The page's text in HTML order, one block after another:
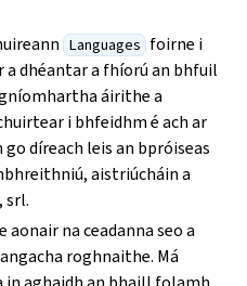
Languages foirne i
dhéantar a fhíorú an bhfuil
áirithe a
i bhfeidhm é ach ar
díreach leis an bpróiseas
aistriúcháin a
srl.
na ceadanna seo a
roghnaithe. Má